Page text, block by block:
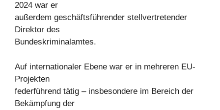
2024 war er
außerdem geschäftsführender stellvertretender
Direktor des
Bundeskriminalamtes.
Auf internationaler Ebene war er in mehreren EU-
Projekten
federführend tätig – insbesondere im Bereich der
Bekämpfung der